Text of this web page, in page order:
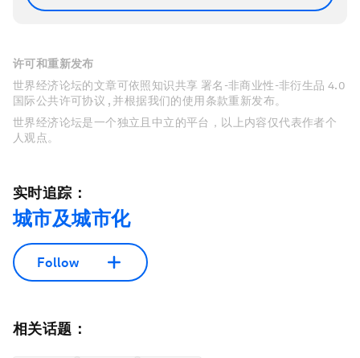
许可和重新发布
世界经济论坛的文章可依照知识共享 署名-非商业性-非衍生品 4.0
国际公共许可协议 , 并根据我们的使用条款重新发布。
世界经济论坛是一个独立且中立的平台，以上内容仅代表作者个
人观点。
实时追踪：
城市及城市化
Follow
相关话题：